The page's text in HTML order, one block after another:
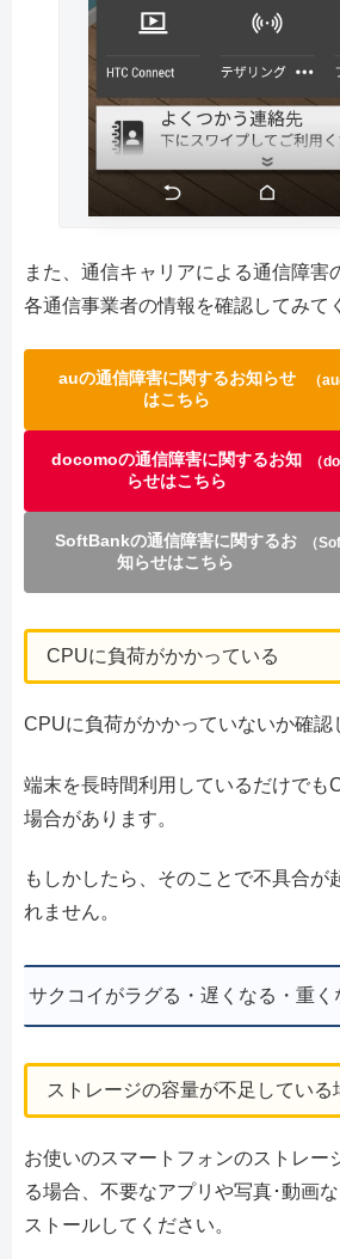
また、通信キャリアによる通信障害
各通信事業者の情報を確認してみて
auの通信障害に関するお知らせ
はこちら
（
docomoの通信障害に関するお知
らせはこちら
（
SoftBankの通信障害に関するお
知らせはこちら
（
CPUに負荷がかかっている
CPUに負荷がかかっていないか確認
端末を長時間利用しているだけでも
場合があります。
もしかしたら、そのことで不具合が
れません。
サクコイがラグる・遅くなる・重
ストレージの容量が不足している
お使いのスマートフォンのストレー
る場合、不要なアプリや写真･動画
ストールしてください。